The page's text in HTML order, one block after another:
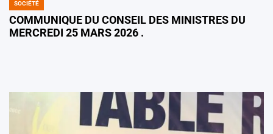
POSTED
IN
SOCIÉTÉ
COMMUNIQUE DU CONSEIL DES MINISTRES DU
MERCREDI 25 MARS 2026 .